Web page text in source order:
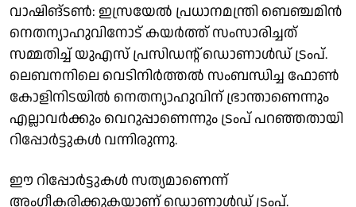
വാഷിങ്ടണ്‍: ഇസ്രയേല്‍ പ്രധാനമന്ത്രി ബെഞ്ചമിന്‍
നെതന്യാഹുവിനോട് കയര്‍ത്ത് സംസാരിച്ചത്
സമ്മതിച്ച് യുഎസ് പ്രസിഡന്റ് ഡൊണാള്‍ഡ് ട്രംപ്.
ലെബനനിലെ വെടിനിര്‍ത്തല്‍ സംബന്ധിച്ച ഫോണ്‍
കോളിനിടയില്‍ നെതന്യാഹുവിന് ഭ്രാന്താണെന്നും
എല്ലാവര്‍ക്കും വെറുപ്പാണെന്നും ട്രംപ് പറഞ്ഞതായി
റിപ്പോര്‍ട്ടുകള്‍ വന്നിരുന്നു.
ഈ റിപ്പോര്‍ട്ടുകള്‍ സത്യമാണെന്ന്
അംഗീകരിക്കുകയാണ് ഡൊണാള്‍ഡ് ട്രംപ്.